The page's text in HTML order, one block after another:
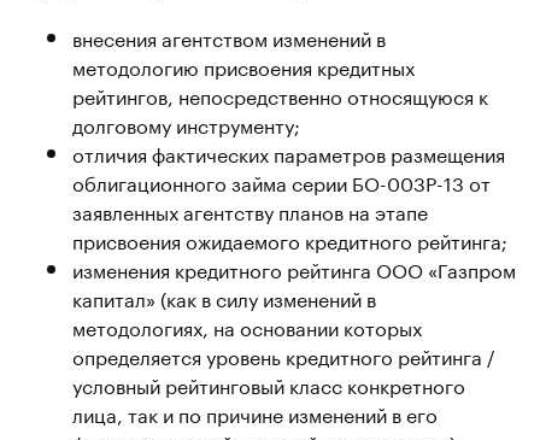
внесения агентством изменений в
методологию присвоения кредитных
рейтингов, непосредственно относящуюся к
долговому инструменту;
отличия фактических параметров размещения
облигационного займа серии БО-003Р-13 от
заявленных агентству планов на этапе
присвоения ожидаемого кредитного рейтинга;
изменения кредитного рейтинга ООО «Газпром
капитал» (как в силу изменений в
методологиях, на основании которых
определяется уровень кредитного рейтинга /
условный рейтинговый класс конкретного
лица, так и по причине изменений в его